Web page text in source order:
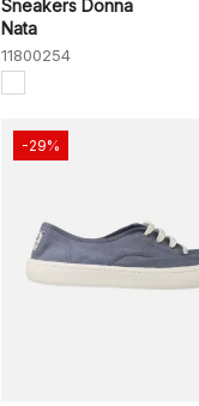
Sneakers Donna
Nata
11800254
-29%